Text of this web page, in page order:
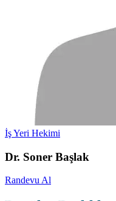
İş Yeri Hekimi
Dr. Soner Başlak
Randevu Al